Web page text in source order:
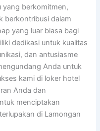
yang berkomitmen,
berkontribusi dalam
yang luar biasa bagi
dedikasi untuk kualitas
dan antusiasme
Anda untuk
kami di loker hotel
Anda dan
menciptakan
di Lamongan